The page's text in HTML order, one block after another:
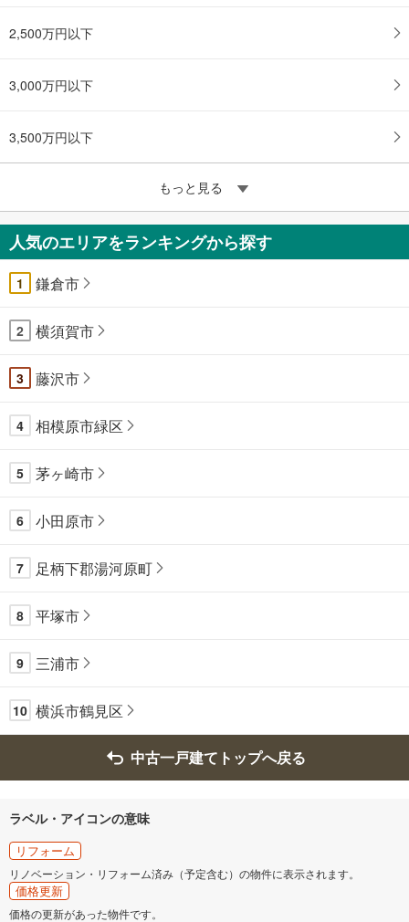
2,500万円以下
3,000万円以下
3,500万円以下
もっと見る
人気のエリアをランキングから探す
1 鎌倉市
2 横須賀市
3 藤沢市
4 相模原市緑区
5 茅ヶ崎市
6 小田原市
7 足柄下郡湯河原町
8 平塚市
9 三浦市
10 横浜市鶴見区
中古一戸建てトップへ戻る
ラベル・アイコンの意味
リフォーム
リノベーション・リフォーム済み（予定含む）の物件に表示されます。
価格更新
価格の更新があった物件です。